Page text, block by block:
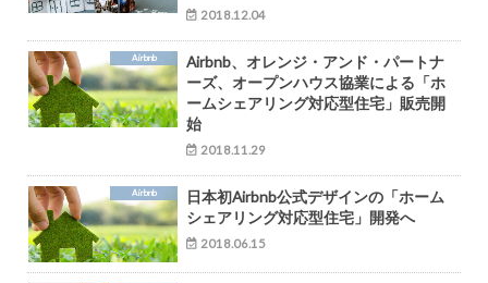
2018.12.04
Airbnb
Airbnb、オレンジ・アンド・パートナ
ーズ、オープンハウス協業による「ホ
ームシェアリング対応型住宅」販売開
始
2018.11.29
Airbnb
日本初Airbnb公式デザインの「ホーム
シェアリング対応型住宅」開発へ
2018.06.15